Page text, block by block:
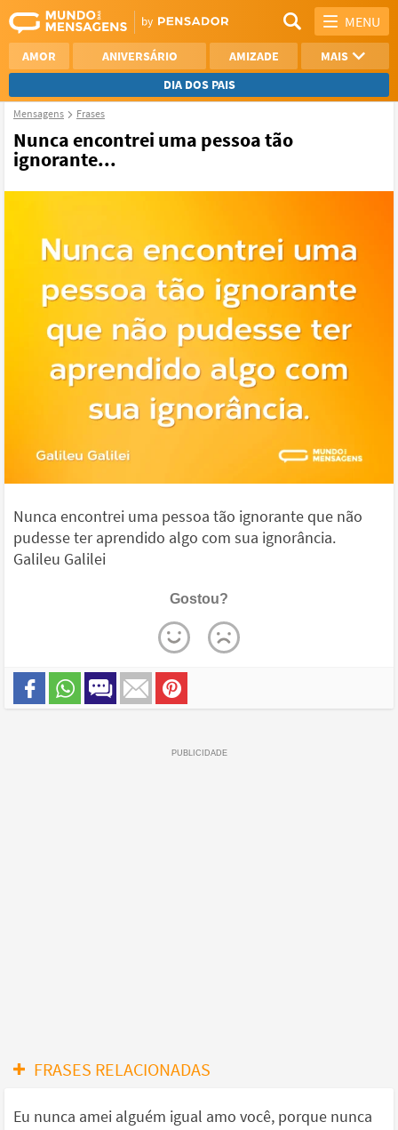
MENU
AMOR ANIVERSÁRIO AMIZADE
MAIS
DIA DOS PAIS
AGRADECIMENTO
SAUDADE
Mensagens Frases
Nunca encontrei uma pessoa tão
ignorante...
Nunca encontrei uma pessoa tão ignorante que não
pudesse ter aprendido algo com sua ignorância.
Galileu Galilei
Gostou?
FRASES RELACIONADAS
Eu nunca amei alguém igual amo você, porque nunca